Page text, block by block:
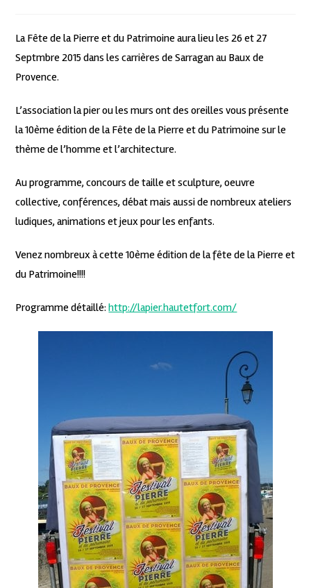
La Fête de la Pierre et du Patrimoine aura lieu les 26 et 27
Septmbre 2015 dans les carrières de Sarragan au Baux de
Provence.
L’association la pier ou les murs ont des oreilles vous présente
la 10ème édition de la Fête de la Pierre et du Patrimoine sur le
thème de l’homme et l’architecture.
Au programme, concours de taille et sculpture, oeuvre
collective, conférences, débat mais aussi de nombreux ateliers
ludiques, animations et jeux pour les enfants.
Venez nombreux à cette 10ème édition de la fête de la Pierre et
du Patrimoine!!!!
Programme détaillé:http://lapier.hautetfort.com/